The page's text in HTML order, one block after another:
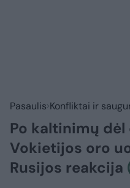
Pasaulis Konfliktai ir
Po kaltinimų
Vokietijos oro
Rusijos reakcija